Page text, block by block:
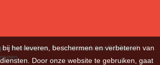
tweewielers. Ondersteund doorSitePack ®
het leveren, beschermen en verbeteren van
Door onze website te gebruiken, gaat